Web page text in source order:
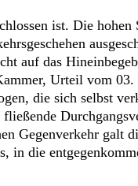
ist. Die hohen
auf das
Urteil vom
die sich selbst
Gegenverkehr galt
in die